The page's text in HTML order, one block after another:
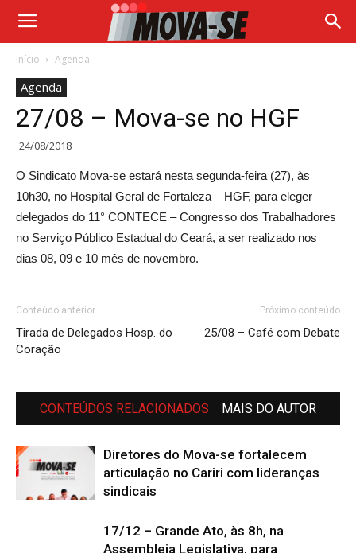
Início Agenda
Agenda
27/08 – Mova-se no HGF
24/08/2018
O Sindicato Mova-se estará nesta segunda-feira (27), às
10h30, no Hospital Geral de Fortaleza – HGF, para eleger
delegados do 11° CONTECE – Congresso dos Trabalhadores
no Serviço Público Estadual do Ceará, a ser realizado nos
dias 08, 09 e 10 mês de novembro.
Conteúdo anterior
Tirada de Delegados Hosp. do
Coração
Próximo conteúdo
25/08 – Café com Debate
CONTEÚDOS RELACIONADOS MAIS DO AUTOR
Diretores do Mova-se fortalecem
articulação no Cariri com lideranças
sindicais
17/12 – Grande Ato, às 8h, na
Assembleia Legislativa, para